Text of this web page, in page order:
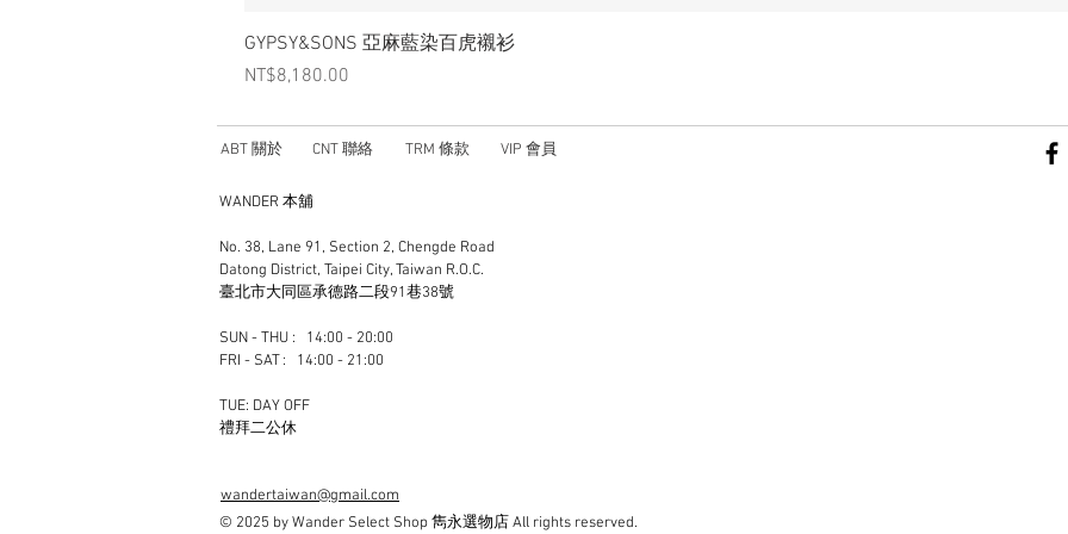
GYPSY&SONS 亞麻藍染百虎襯衫
Price
NT$8,180.00
ABT 關於 CNT 聯絡 TRM 條款 VIP 會員
WANDER 本舖
No. 38, Lane 91, Section 2, Chengde Road
Datong District, Taipei City, Taiwan R.O.C.
臺北市大同區承德路二段91巷38號
SUN - THU : 14:00 - 20:00
FRI - SAT : 14:00 - 21:00
TUE: DAY OFF
​禮拜二公休
wandertaiwan@gmail.com
© 2025 by Wander Select Shop 雋永選物店 All rights reserved.